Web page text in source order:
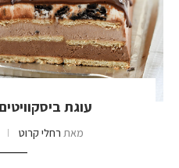
עוגת
מאת רחלי קרוט